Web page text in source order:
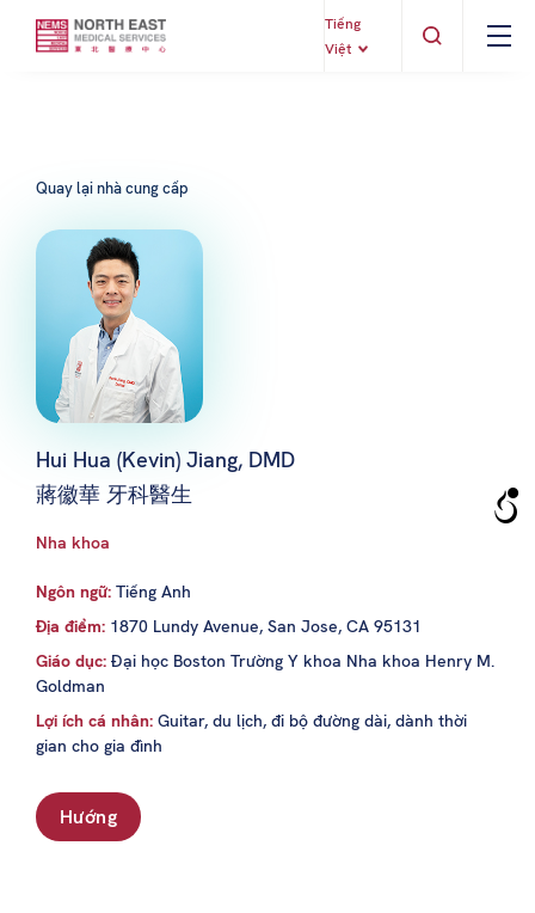
Tiếng
Việt
Quay lại nhà cung cấp
Hui Hua (Kevin) Jiang, DMD
蔣徽華 牙科醫生
Nha khoa
Ngôn ngữ: Tiếng Anh
Địa điểm: 1870 Lundy Avenue, San Jose, CA 95131
Giáo dục: Đại học Boston Trường Y khoa Nha khoa Henry M.
Goldman
Lợi ích cá nhân: Guitar, du lịch, đi bộ đường dài, dành thời
gian cho gia đình
Hướng